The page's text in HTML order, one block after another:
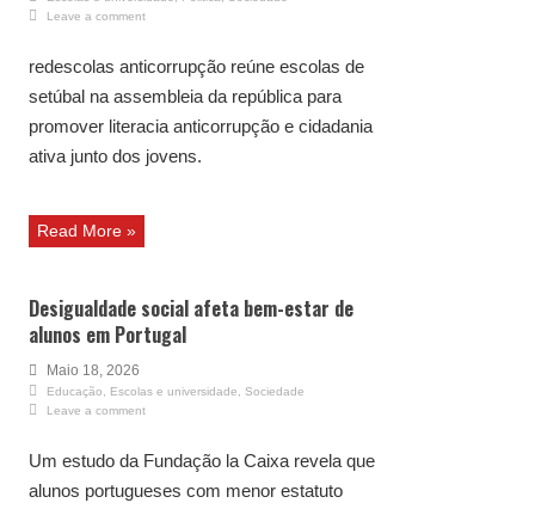
Leave a comment
redescolas anticorrupção reúne escolas de
setúbal na assembleia da república para
promover literacia anticorrupção e cidadania
ativa junto dos jovens.
Read More »
Desigualdade social afeta bem-estar de
alunos em Portugal
Maio 18, 2026
Educação Escolas e universidade
Sociedade
Leave a comment
Um estudo da Fundação la Caixa revela que
alunos portugueses com menor estatuto